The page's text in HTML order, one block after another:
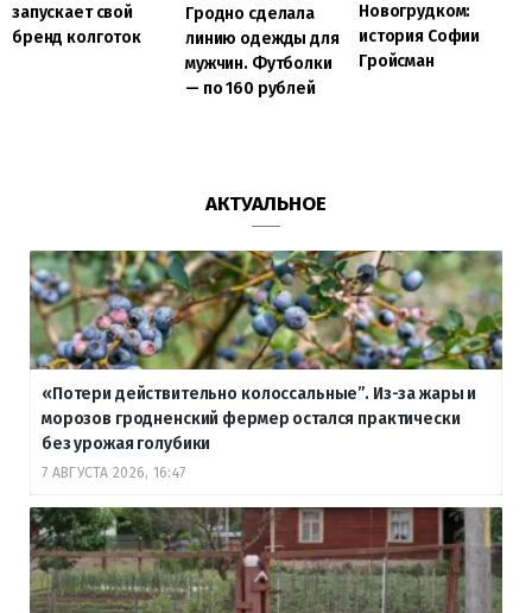
запускает свой
бренд колготок
Гродно сделала
линию одежды для
мужчин. Футболки
— по 160 рублей
Новогрудком:
история Софии
Гройсман
АКТУАЛЬНОЕ
«Потери действительно колоссальные”. Из-за жары и
морозов гродненский фермер остался практически
без урожая голубики
7 АВГУСТА 2026, 16:47